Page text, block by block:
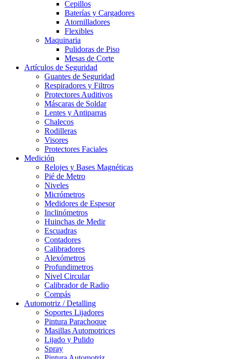
Cepillos
Baterías y Cargadores
Atornilladores
Flexibles
Maquinaria
Pulidoras de Piso
Mesas de Corte
Artículos de Seguridad
Guantes de Seguridad
Respiradores y Filtros
Protectores Auditivos
Máscaras de Soldar
Lentes y Antiparras
Chalecos
Rodilleras
Visores
Protectores Faciales
Medición
Relojes y Bases Magnéticas
Pié de Metro
Niveles
Micrómetros
Medidores de Espesor
Inclinómetros
Huinchas de Medir
Escuadras
Contadores
Calibradores
Alexómetros
Profundimetros
Nivel Circular
Calibrador de Radio
Compás
Automotriz / Detalling
Soportes Lijadores
Pintura Parachoque
Masillas Automotrices
Lijado y Pulido
Spray